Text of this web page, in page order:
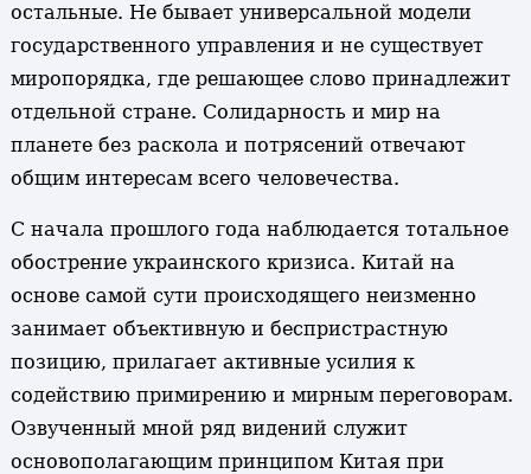
остальные. Не бывает универсальной модели
государственного управления и не существует
миропорядка, где решающее слово принадлежит
отдельной стране. Солидарность и мир на
планете без раскола и потрясений отвечают
общим интересам всего человечества.
С начала прошлого года наблюдается тотальное
обострение украинского кризиса. Китай на
основе самой сути происходящего неизменно
занимает объективную и беспристрастную
позицию, прилагает активные усилия к
содействию примирению и мирным переговорам.
Озвученный мной ряд видений служит
основополагающим принципом Китая при